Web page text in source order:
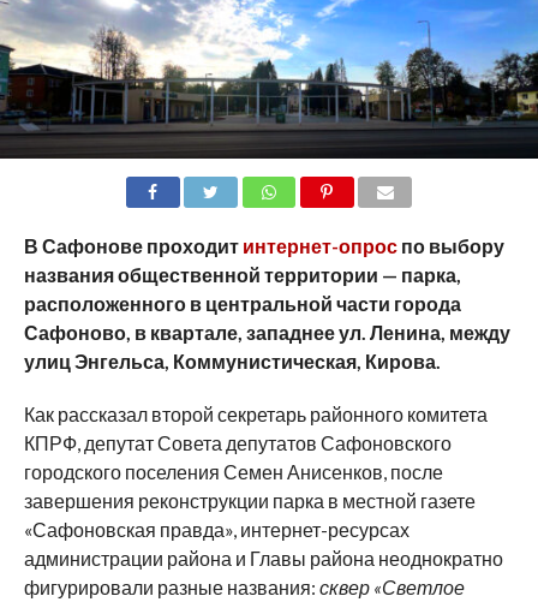
В Сафонове проходит интернет-опроспо выбору
названия общественной территории — парка,
расположенного в центральной части города
Сафоново, в квартале, западнее ул. Ленина, между
улиц Энгельса, Коммунистическая, Кирова.
Как рассказал второй секретарь районного комитета
КПРФ, депутат Совета депутатов Сафоновского
городского поселения Семен Анисенков, после
завершения реконструкции парка в местной газете
«Сафоновская правда», интернет-ресурсах
администрации района и Главы района неоднократно
фигурировали разные названия: сквер «Светлое